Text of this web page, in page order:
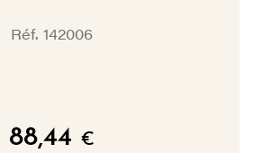
Réf. 142006
88,44 €